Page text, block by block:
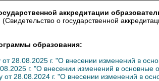
аккредитации
о государственной
образования:
28.08.2025 г. "О внесении изменений в
г. "О внесении изменений в основные
28.08.2024 г. "О внесении изменений в